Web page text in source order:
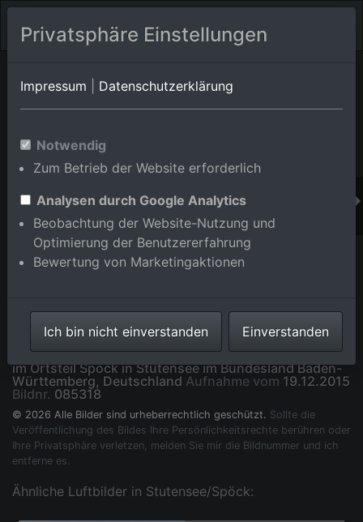
Orts-Album von Stutensee/Spöck
Württemberg,Deutschland
Im Shop bestellen
Ortsansicht der Straßen und Häuser der Wohngebiete
im Ortsteil Spöck in Stutensee im Bundesland Baden-
Württemberg, Deutschland Aufnahme vom 19.12.2015
Bildnr. 085318
© 2026 Alle Bilder sind urheberrechtlich geschützt. Sollte die
Veröffentlichung des Bildes Ihre Persönlichkeitsrechte berühren oder
Ihre Privatsphäre verletzen, melden Sie mir die Bildnummer und ich
entferne es.
Ähnliche Luftbilder in Stutensee/Spöck:
Privatsphäre Einstellungen
Impressum Datenschutzerklärung
Notwendig
Zum Betrieb der Website erforderlich
Analysen durch Google Analytics
Beobachtung der Website-Nutzung und
Optimierung der Benutzererfahrung
Bewertung von Marketingaktionen
Ich bin nicht einverstanden Einverstanden